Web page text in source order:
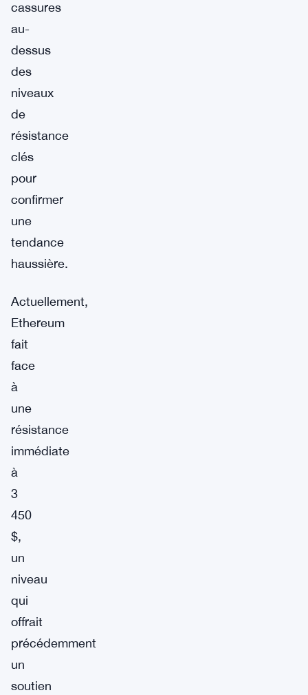
cassures
au-
dessus
des
niveaux
de
résistance
clés
pour
confirmer
une
tendance
haussière.
Actuellement,
Ethereum
fait
face
à
une
résistance
immédiate
à
3
450
$,
un
niveau
qui
offrait
précédemment
un
soutien